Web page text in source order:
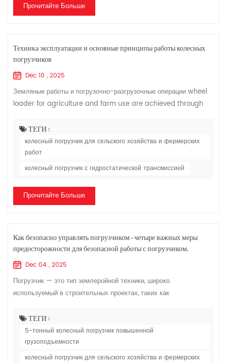
Прочитайте Больше
Техника эксплуатации и основные принципы работы колесных
погрузчиков
Dec 10 , 2025
Земляные работы и погрузочно-разгрузочные операции wheel
loader for agriculture and farm use are achieved through
essentials for a wheel loader are as...
ТЕГИ :
колесный погрузчик для сельского хозяйства и фермерских
работ
колесный погрузчик с гидростатической трансмиссией
Прочитайте Больше
Как безопасно управлять погрузчиком — четыре важных меры
предосторожности для безопасной работы с погрузчиком.
Dec 04 , 2025
Погрузчик — это тип землеройной техники, широко
используемый в строительных проектах, таких как
порты и шахты. Он в основном используется для ...
ТЕГИ :
5-тонный колесный погрузчик повышенной
грузоподъемности
колесный погрузчик для сельского хозяйства и фермерских